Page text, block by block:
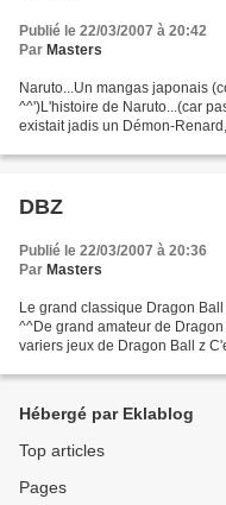
Publié le 22/03/2007 à 20:42
Par Masters
Naruto...Un mangas japonais
^^')L'histoire de Naruto...(car
existait jadis un Démon-
DBZ
Publié le 22/03/2007 à 20:36
Par Masters
Le grand classique Dragon
^^De grand amateur de
variers jeux de Dragon Ball z
Hébergé par Eklablog
Top articles
Pages